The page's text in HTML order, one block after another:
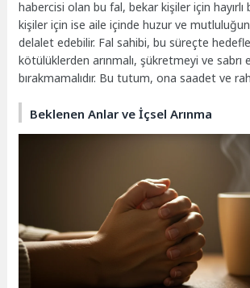
habercisi olan bu fal, bekar kişiler için hayırlı
kişiler için ise aile içinde huzur ve
delalet edebilir. Fal sahibi, bu süreçte
kötülüklerden arınmalı, şükretmeyi ve sabrı
bırakmamalıdır. Bu tutum, ona saadet ve
Beklenen Anlar ve İçsel Arınma